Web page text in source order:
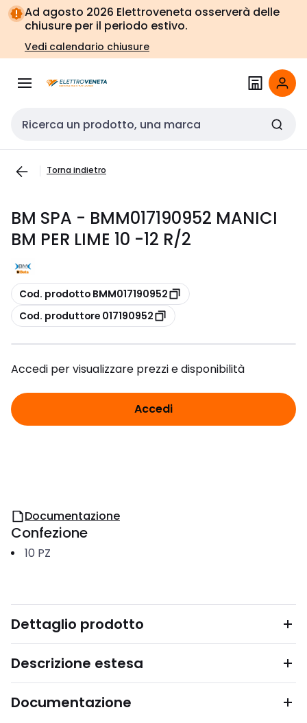
Vai alla
navigazione
Vai
alla
pagina
Ad agosto 2026 Elettroveneta osserverà delle
chiusure per il periodo estivo.
Vedi calendario chiusure
Cerca input
Torna indietro
BM SPA - BMM017190952 MANICI
BM PER LIME 10 -12 R/2
copia
Cod. prodotto BMM017190952
copia
Cod. produttore 017190952
Accedi per visualizzare prezzi e disponibilità
Accedi
Documentazione
Confezione
10 PZ
Dettaglio prodotto
Descrizione estesa
Documentazione